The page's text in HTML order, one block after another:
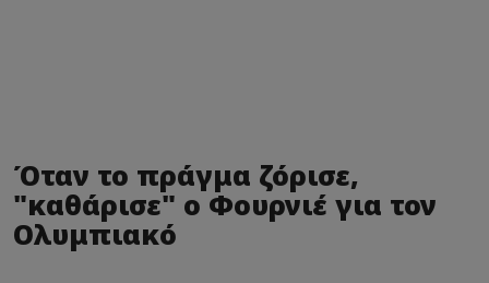
Όταν το πράγμα ζόρισε,
"καθάρισε" ο Φουρνιέ για τον
Ολυμπιακό